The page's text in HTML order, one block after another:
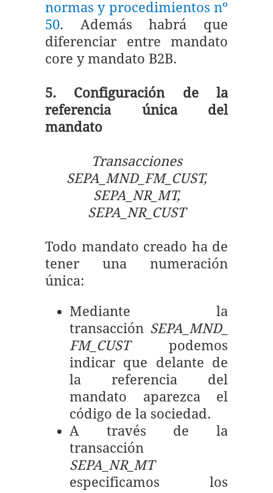
normas y procedimientos nº
50. Además habrá que
diferenciar entre mandato
core y mandato B2B.
5. Configuración de la
referencia única del
mandato
Transacciones
SEPA_MND_FM_CUST,
SEPA_NR_MT,
SEPA_NR_CUST
Todo mandato creado ha de
tener una numeración
única:
Mediante la
transacción SEPA_MND_
FM_CUSTpodemos
indicar que delante de
la referencia del
mandato aparezca el
código de la sociedad.
A través de la
transacción
SEPA_NR_MT
especificamos los